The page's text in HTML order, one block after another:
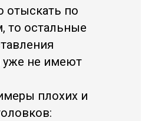
отыскать по
то остальные
уже не имеют
плохих и